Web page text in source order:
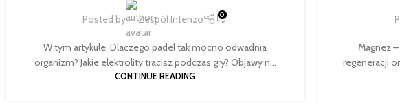
Posted by Zespół Intenzo 0
W tym artykule: Dlaczego padel tak mocno odwadnia
organizm? Jakie elektrolity tracisz podczas gry? Objawy n...
CONTINUE READING
Magnez
regeneracji